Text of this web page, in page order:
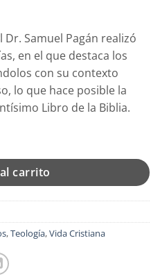
Samuel Pagán realizó
en el que destaca los
con su contexto
lo que hace posible la
Libro de la Biblia.
Pagán cantidad
carrito
,Teología,Vida Cristiana